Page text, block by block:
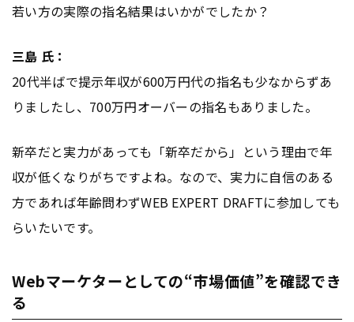
若い方の実際の指名結果はいかがでしたか？
三島 氏：
20代半ばで提示年収が600万円代の指名も少なからずあ
りましたし、700万円オーバーの指名もありました。
新卒だと実力があっても「新卒だから」という理由で年
収が低くなりがちですよね。なので、実力に自信のある
方であれば年齢問わずWEB EXPERT DRAFTに参加しても
らいたいです。
Webマーケターとしての“市場価値”を確認でき
る